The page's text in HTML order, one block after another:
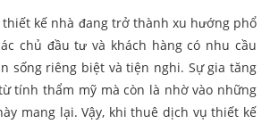
thiết kế nhà đang trở thành xu hướng phổ
chủ đầu tư và khách hàng có nhu cầu
sống riêng biệt và tiện nghi. Sự gia tăng
tính thẩm mỹ mà còn là nhờ vào những
mang lại. Vậy, khi thuê dịch vụ thiết kế